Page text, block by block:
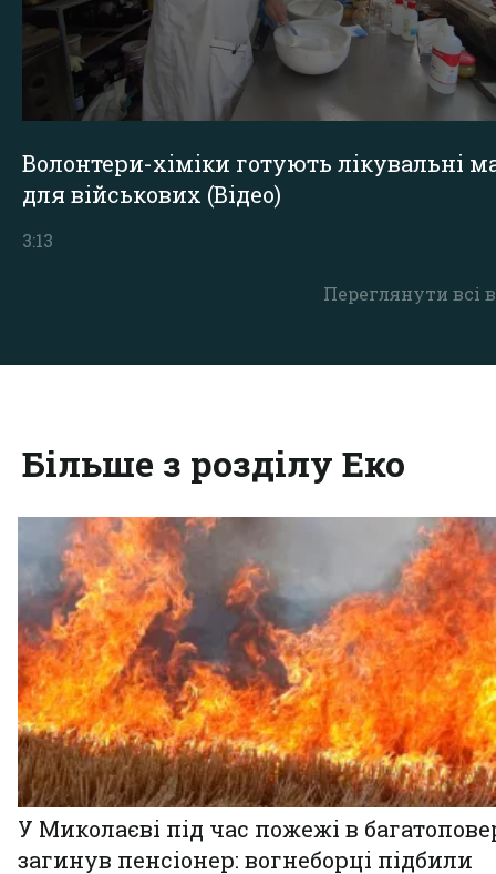
Переглянути всі
Волонтери-хіміки готують лікувальні
для військових (Відео)
3:13
Більше з розділу Еко
У Миколаєві під час пожежі в
загинув пенсіонер: вогнеборці підбили